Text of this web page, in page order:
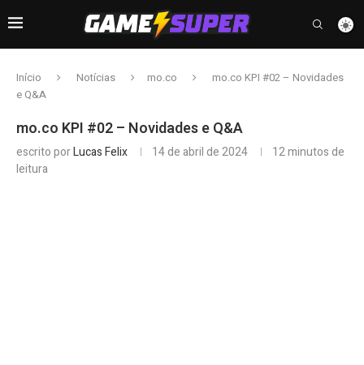
Início Notícias mo.co
mo.co KPI #02 – Novidades
e Q&A
mo.co KPI #02 – Novidades e Q&A
escrito porLucas Felix 14 de abril de 2024
12 minutos de
leitura